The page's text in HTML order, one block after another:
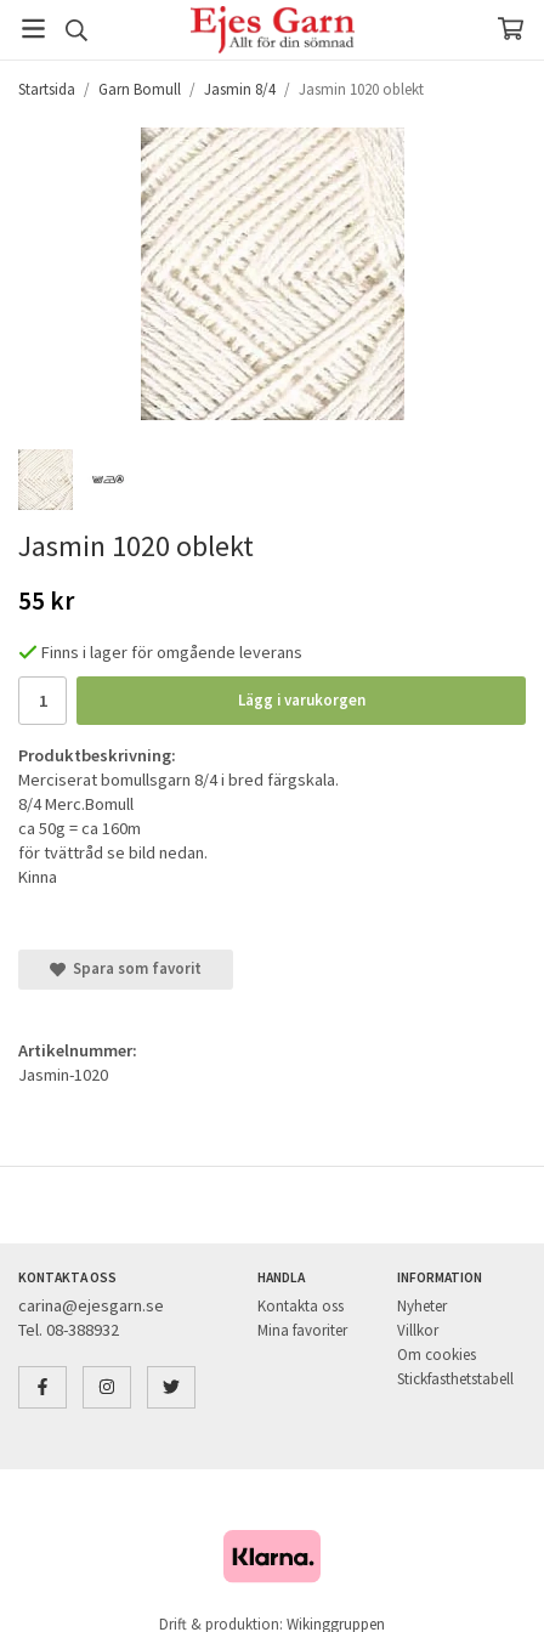
Startsida / Garn Bomull / Jasmin 8/4 / Jasmin 1020 oblekt
Jasmin 1020 oblekt
55 kr
Finns i lager för omgående leverans
Lägg i varukorgen
Produktbeskrivning:
Merciserat bomullsgarn 8/4 i bred färgskala.
8/4 Merc.Bomull
ca 50g = ca 160m
för tvättråd se bild nedan.
Kinna
Spara som favorit
Artikelnummer:
Jasmin-1020
KONTAKTA OSS
carina@ejesgarn.se
Tel. 08-388932
HANDLA
Kontakta oss
Mina favoriter
INFORMATION
Nyheter
Villkor
Om cookies
Stickfasthetstabell
Drift & produktion: Wikinggruppen